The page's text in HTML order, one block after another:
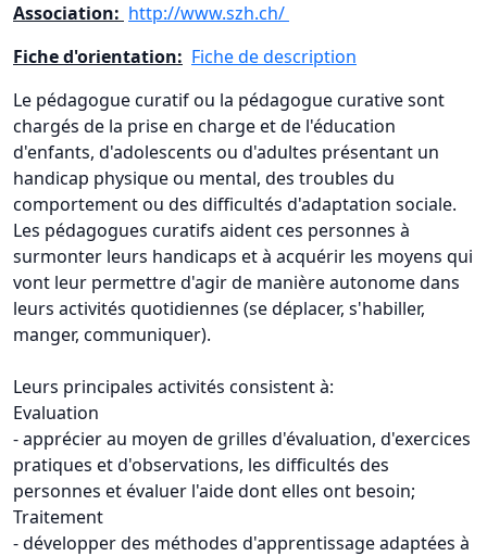
Association: http://www.szh.ch/
Fiche d'orientation: Fiche de description
Le pédagogue curatif ou la pédagogue curative sont
chargés de la prise en charge et de l'éducation
d'enfants, d'adolescents ou d'adultes présentant un
handicap physique ou mental, des troubles du
comportement ou des difficultés d'adaptation sociale.
Les pédagogues curatifs aident ces personnes à
surmonter leurs handicaps et à acquérir les moyens qui
vont leur permettre d'agir de manière autonome dans
leurs activités quotidiennes (se déplacer, s'habiller,
manger, communiquer).
Leurs principales activités consistent à:
Evaluation
- apprécier au moyen de grilles d'évaluation, d'exercices
pratiques et d'observations, les difficultés des
personnes et évaluer l'aide dont elles ont besoin;
Traitement
- développer des méthodes d'apprentissage adaptées à